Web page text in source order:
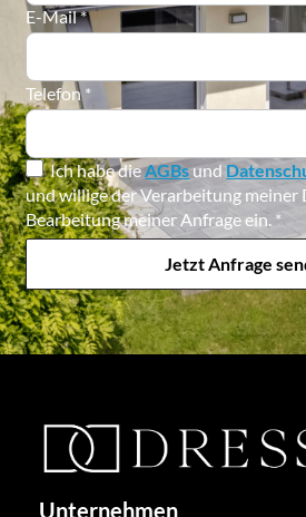
E-Mail*
Telefon*
Ich habe dieAGBsund
und willige der Verarbeitung meiner
Bearbeitung meiner Anfrage ein. *
Jetzt Anfrage
Unternehmen